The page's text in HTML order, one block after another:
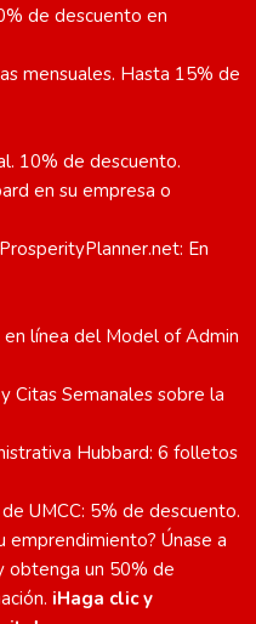
de descuento en
mensuales. Hasta 15% de
10% de descuento.
en su empresa o
En
línea del Model of Admin
Citas Semanales sobre la
Hubbard: 6 folletos
UMCC: 5% de descuento.
emprendimiento? Únase a
obtenga un 50% de
iHaga clic y